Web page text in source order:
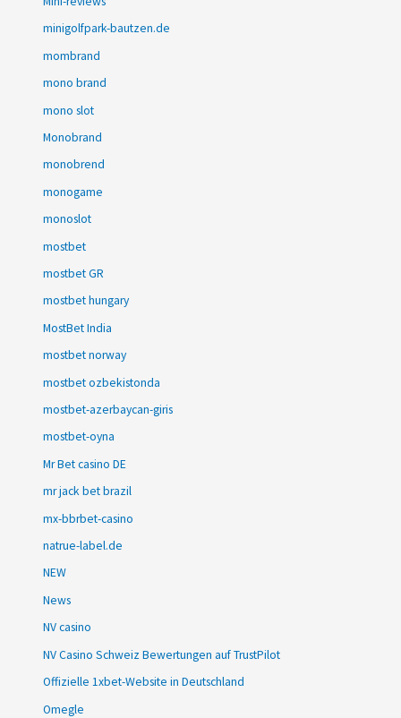
minigolfpark-bautzen.de
mombrand
mono brand
mono slot
Monobrand
monobrend
monogame
monoslot
mostbet
mostbet GR
mostbet hungary
MostBet India
mostbet norway
mostbet ozbekistonda
mostbet-azerbaycan-giris
mostbet-oyna
Mr Bet casino DE
mr jack bet brazil
mx-bbrbet-casino
natrue-label.de
NEW
News
NV casino
NV Casino Schweiz Bewertungen auf TrustPilot
Offizielle 1xbet-Website in Deutschland
Omegle